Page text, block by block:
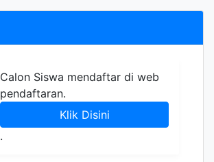
Calon Siswa mendaftar di web
pendaftaran.
Klik Disini
.